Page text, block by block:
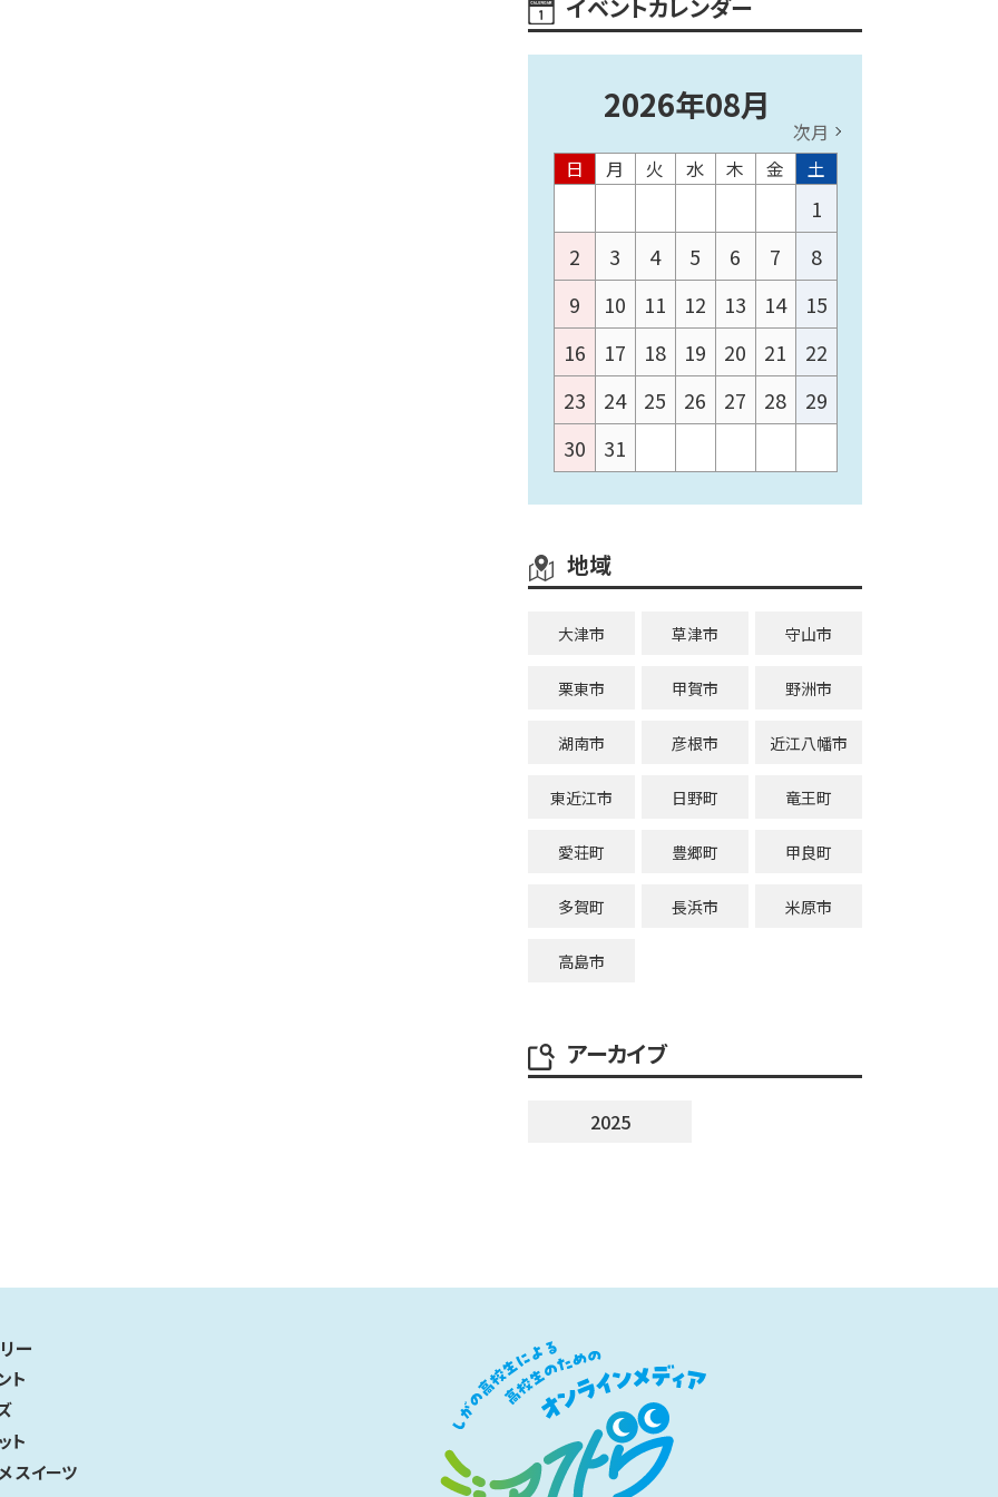
イベントカレンダー
2026年08月
次月
日
月 火 水 木 金 土
1
2
3 4 5 6 7
8
9
10 11 12 13 14
15
16
17 18 19 20 21
22
23
24 25 26 27 28
29
30
31
地域
大津市 草津市 守山市
栗東市 甲賀市 野洲市
湖南市 彦根市 近江八幡市
東近江市 日野町 竜王町
愛荘町 豊郷町 甲良町
多賀町 長浜市 米原市
高島市
アーカイブ
2025
ー
ト
ト
スイーツ